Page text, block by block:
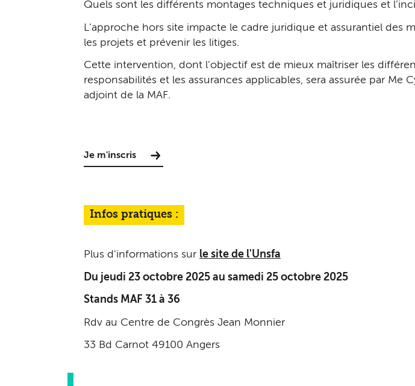
Quels sont les différents montages techniques et juridiques et
L’approche hors site impacte le cadre juridique et assurantiel des
les projets et prévenir les litiges.
Cette intervention, dont l’objectif est de mieux maîtriser les
responsabilités et les assurances applicables, sera assurée par
adjoint de la MAF.
Je m'inscris
Infos pratiques :
Plus d'informations sur le site de l'Unsfa
Du jeudi 23 octobre 2025 au samedi 25 octobre 2025
Stands MAF 31 à 36
Rdv au Centre de Congrès Jean Monnier
33 Bd Carnot 49100 Angers